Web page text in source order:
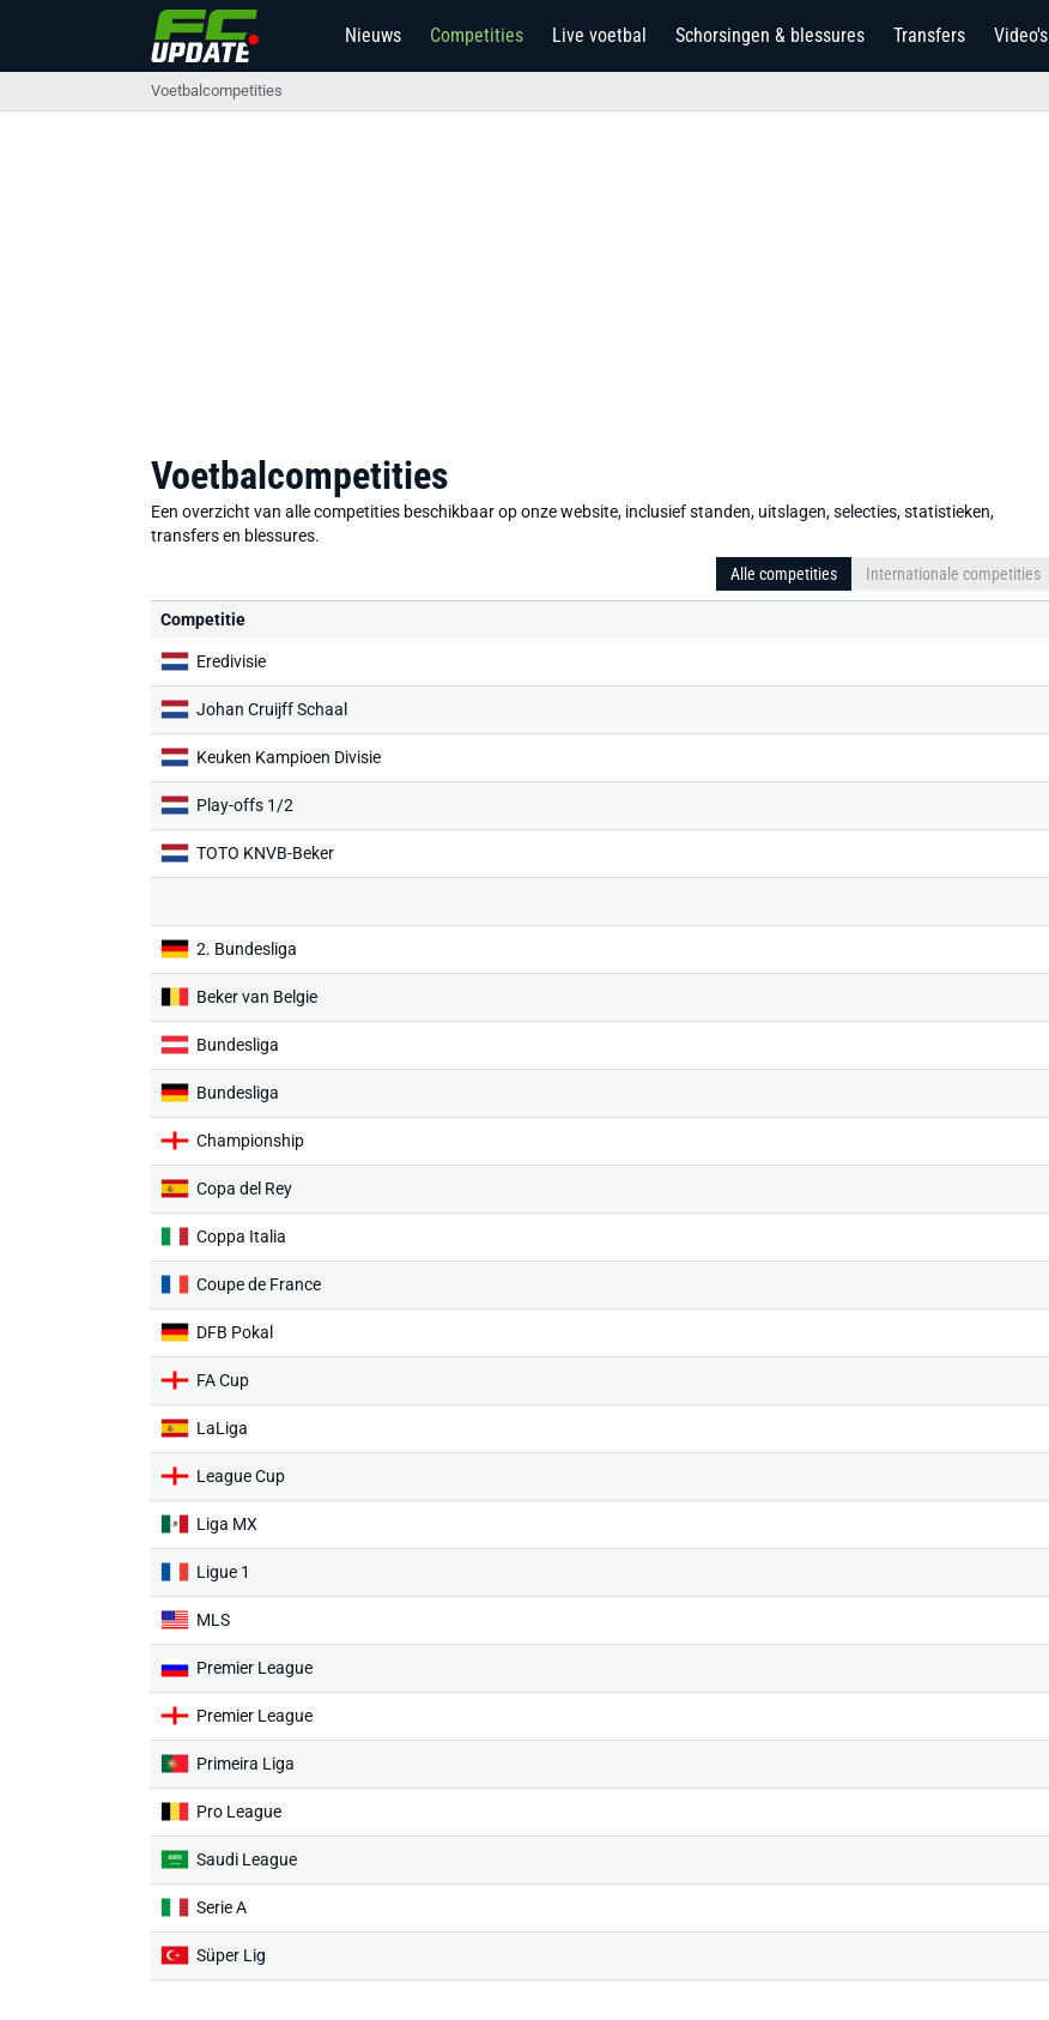
Nieuws Competities Live voetbal Schorsingen & blessures Transfers Video's
Voetbalcompetities
Voetbalcompetities
Een overzicht van alle competities beschikbaar op onze website, inclusief standen, uitslagen, selecties, statistieken,
transfers en blessures.
Alle competities
Internationale competities
Competitie
Eredivisie
Johan Cruijff Schaal
Keuken Kampioen Divisie
Play-offs 1/2
TOTO KNVB-Beker
2. Bundesliga
Beker van Belgie
Bundesliga
Bundesliga
Championship
Copa del Rey
Coppa Italia
Coupe de France
DFB Pokal
FA Cup
LaLiga
League Cup
Liga MX
Ligue 1
MLS
Premier League
Premier League
Primeira Liga
Pro League
Saudi League
Serie A
Süper Lig